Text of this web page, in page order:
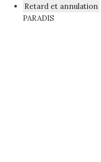
Retard et annulation
PARADIS